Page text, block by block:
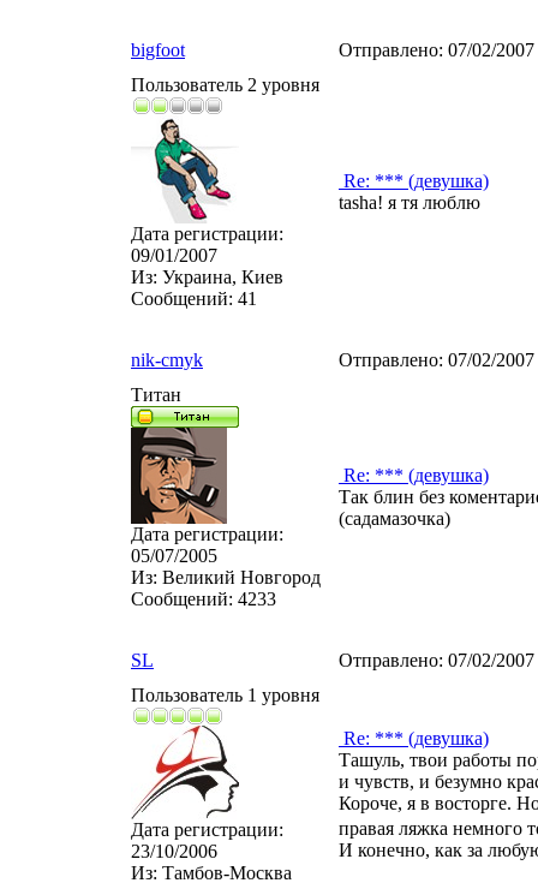
bigfoot Отправлено: 07/02/
Пользователь 2 уровня
Дата регистрации:
09/01/2007
Из: Украина, Киев
Сообщений: 41
Re: *** (девушка)
tasha! я тя люблю
nik-cmyk Отправлено: 07/02/
Титан
Дата регистрации:
05/07/2005
Из: Великий Новгород
Сообщений: 4233
Re: *** (девушка)
Так блин без
(садамазочка)
SL Отправлено: 07/02/
Пользователь 1 уровня
Дата регистрации:
23/10/2006
Из: Тамбов-Москва
Re: *** (девушка)
Ташуль, твои работы
и чувств, и безумно
Короче, я в восторге.
правая ляжка немного
И конечно, как за